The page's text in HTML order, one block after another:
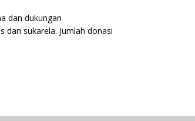
dan dukungan
sukarela. Jumlah donasi